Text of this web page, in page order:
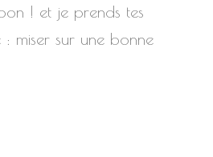
! et je prends tes
miser sur une bonne